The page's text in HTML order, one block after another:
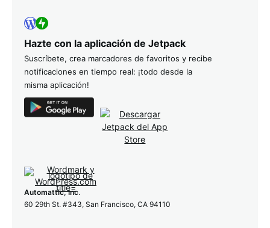
Hazte con la aplicación de Jetpack
Suscríbete, crea marcadores de favoritos y recibe
notificaciones en tiempo real: ¡todo desde la
misma aplicación!
Automattic, Inc.
60 29th St. #343, San Francisco, CA 94110